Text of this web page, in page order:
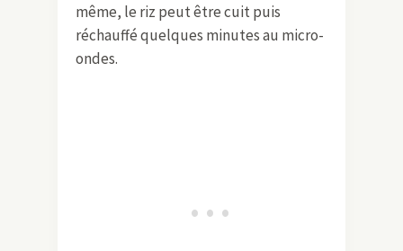
même, le riz peut être cuit puis
réchauffé quelques minutes au micro-
ondes.